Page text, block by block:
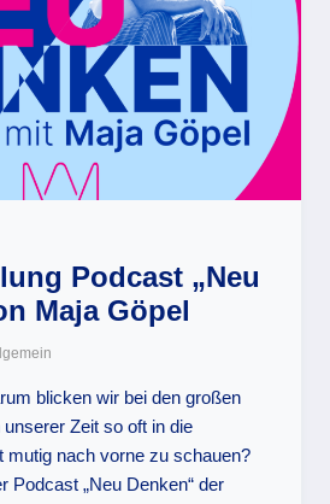
Podcast „Neu
Maja Göpel
blicken wir bei den großen
Zeit so oft in die
mutig nach vorne zu schauen?
Podcast „Neu Denken“ der